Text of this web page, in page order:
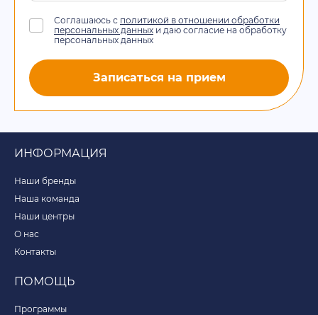
Соглашаюсь с политикой в отношении обработки
персональных данных и даю согласие на обработку
персональных данных
Записаться на прием
ИНФОРМАЦИЯ
Наши бренды
Наша команда
Наши центры
О нас
Контакты
ПОМОЩЬ
Программы